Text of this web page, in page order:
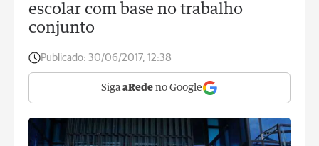
escolar com base no trabalho
conjunto
Publicado: 30/06/2017, 12:38
Siga aRede no Google